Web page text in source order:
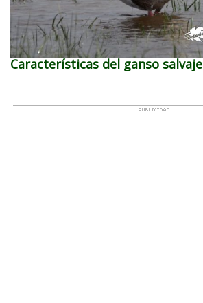
Características del ganso salvaje